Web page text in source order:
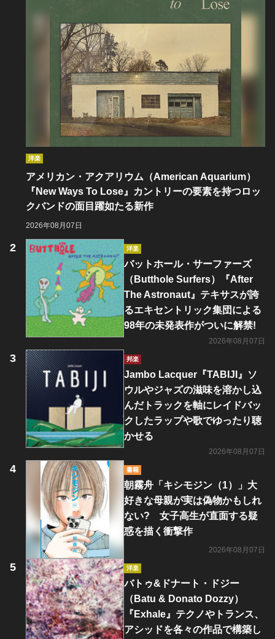
洋楽
アメリカン・アクアリウム（American Aquarium）
『New Ways To Lose』カントリーの要素を持つロッ
クバンドの面目躍如たる新作
2026年08月07日
洋楽
バットホール・サーファーズ
（Butthole Surfers）『After
The Astronaut』テキサスが誇
るエキセントリック集団による
98年の未発表作がついに解禁!
2026年08月07日
邦楽
Jambo Lacquer『TABIJI』ソ
ウルやジャズの滋味を溶かし込
んだトラックを軸にレイドバッ
クしたラップや歌でゆったり聴
かせる
2026年08月07日
書籍
朝霧舟「キシモジン（1）」大
好きな母親が実は偽物かもしれ
ない? 女子高生が直面する疑
惑を描く衝撃作
2026年08月07日
洋楽
バトゥ&ドナート・ドジー
（Batu & Donato Dozzy）
『Exhale』テクノやトランス、
アシッドを各々の作品で構築し